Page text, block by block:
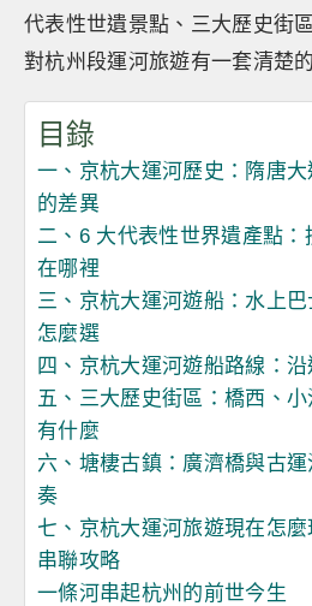
代表性世遺景點、三大歷史街
對杭州段運河旅遊有一套清楚
目錄
一、京杭大運河歷史：隋唐
的差異
二、6 大代表性世界遺產點：
在哪裡
三、京杭大運河遊船：水上
怎麼選
四、京杭大運河遊船路線：
五、三大歷史街區：橋西、
有什麼
六、塘棲古鎮：廣濟橋與古
奏
七、京杭大運河旅遊現在怎
串聯攻略
一條河串起杭州的前世今生